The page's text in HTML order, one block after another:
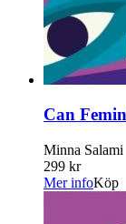
Can
Minna Salami
299 kr
Mer infoKöp